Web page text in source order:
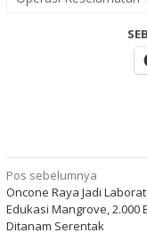
Navigasi
pos
Pos sebelumnya
Oncone Raya Jadi
Edukasi Mangrove, 2.000
Ditanam Serentak